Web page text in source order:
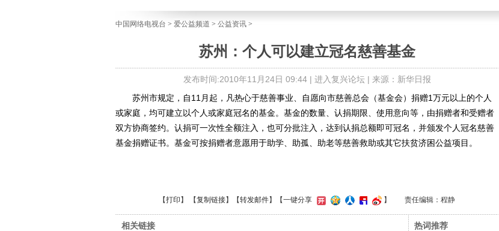
中国网络电视台 > 爱公益频道 > 公益资讯 >
苏州：个人可以建立冠名慈善基金
发布时间:2010年11月24日 09:44 | 进入复兴论坛| 来源：新华日报
苏州市规定，自11月起，凡热心于慈善事业、自愿向市慈善总会（基金会）捐赠1万元以上的个人
或家庭，均可建立以个人或家庭冠名的基金。基金的数量、认捐期限、使用意向等，由捐赠者和受赠者
双方协商签约。认捐可一次性全额注入，也可分批注入，达到认捐总额即可冠名，并颁发个人冠名慈善
基金捐赠证书。基金可按捐赠者意愿用于助学、助孤、助老等慈善救助或其它扶贫济困公益项目。
【打印 】 【复制链接】【转发邮件】 【一键分享 】 责任编辑：程静
相关链接
热词推荐